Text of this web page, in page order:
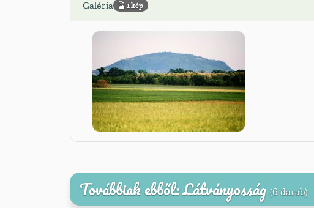
Galéria 1 kép
Továbbiak ebből: Látványosság (6 darab)